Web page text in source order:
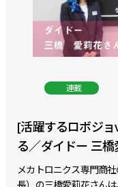
連載
[活躍するロボジ
る／ダイドー 三
メカトロニクス専門商